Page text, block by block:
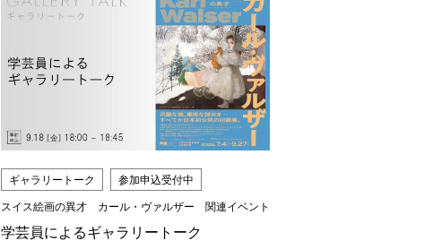
ギャラリートーク 参加申込受付中
スイス絵画の異才 カール・ヴァルザー 関連イベント
学芸員によるギャラリートーク